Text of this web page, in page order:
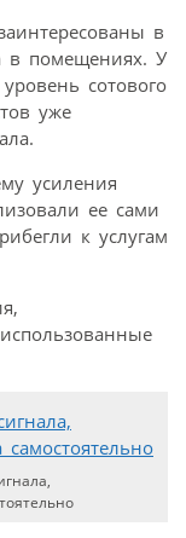
в
в помещениях. У
сотового
уже
усиления
ее сами
к услугам